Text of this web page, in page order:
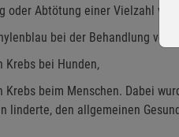
oder Abtötung einer Vielzahl
bei der Behandlung von
Krebs bei Hunden,
Krebs beim Menschen. Dabei
linderte, den allgemeinen